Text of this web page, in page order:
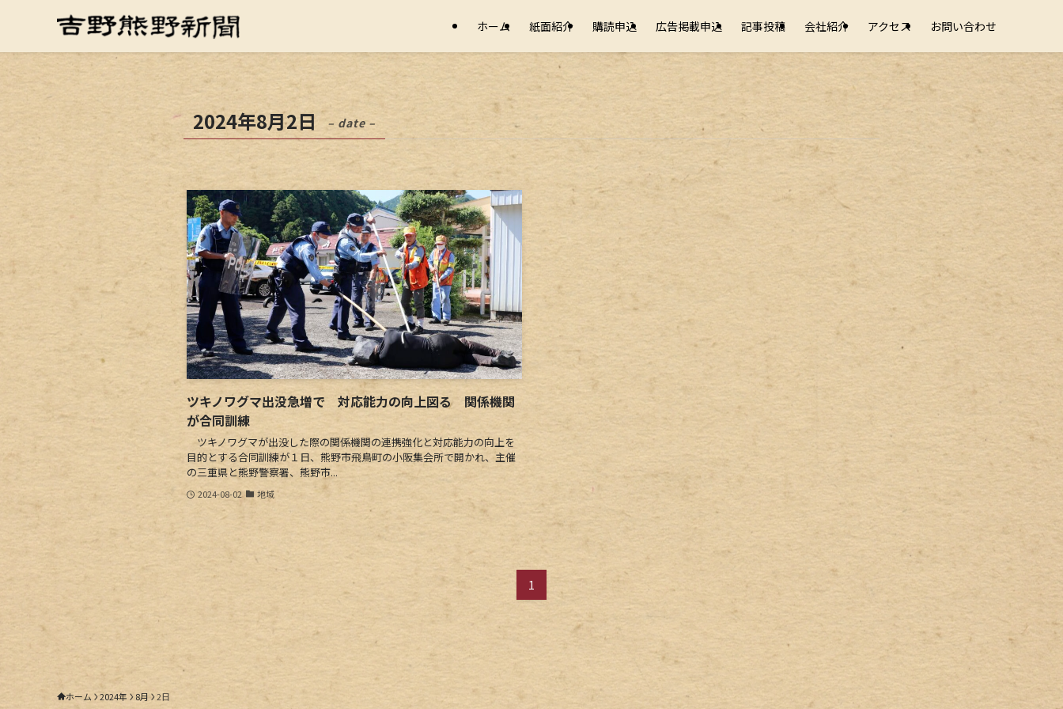
ホーム 紙面紹介 購読申込 広告掲載申込 記事投稿 会社紹介 アクセス お問い合わせ
2024年8月2日 – date –
ツキノワグマ出没急増で 対応能力の向上図る 関係機関
が合同訓練
ツキノワグマが出没した際の関係機関の連携強化と対応能力の向上を
目的とする合同訓練が１日、熊野市飛鳥町の小阪集会所で開かれ、主催
の三重県と熊野警察署、熊野市...
2024-08-02 地域
1
ホーム 2024年 8月 2日